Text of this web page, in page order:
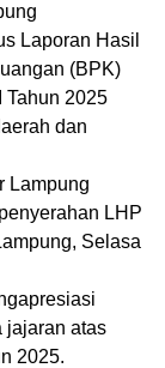
Laporan Hasil
(BPK)
Tahun 2025
dan
Lampung
LHP
Selasa
jajaran atas
2025.